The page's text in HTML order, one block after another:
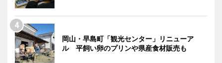
岡山・早島町「観光センター」リニューア
ル 平飼い卵のプリンや県産食材販売も